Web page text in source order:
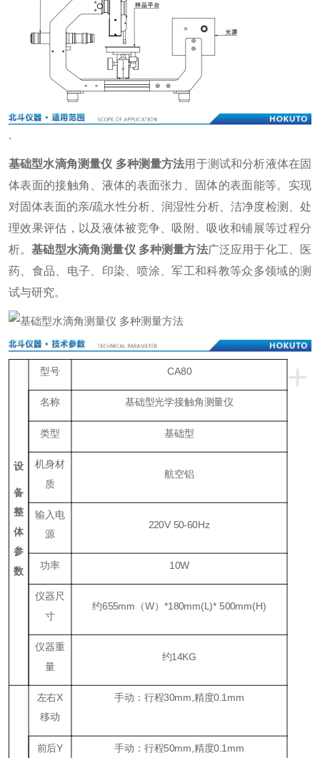
.
基础型水滴角测量仪 多种测量方法用于测试和分析液体在固
体表面的接触角、液体的表面张力、固体的表面能等。实现
对固体表面的亲/疏水性分析、润湿性分析、洁净度检测、处
理效果评估，以及液体被竞争、吸附、吸收和铺展等过程分
析。基础型水滴角测量仪 多种测量方法广泛应用于化工、医
药、食品、电子、印染、喷涂、军工和科教等众多领域的测
试与研究。
+
设
备
整
体
参
数
型号 CA80
名称 基础型光学接触角测量仪
类型 基础型
机身材
质
航空铝
输入电
源
220V 50-60Hz
功率 10W
仪器尺
寸
约655mm（W）*180mm(L)* 500mm(H)
仪器重
量
约14KG
左右X
移动
手动：行程30mm, 精度0.1mm
前后Y
手动：行程50mm, 精度0.1mm